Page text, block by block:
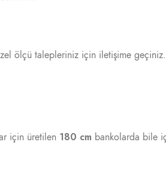
ölçü talepleriniz için iletişime geçiniz.
için üretilen 180 cm bankolarda bile iç